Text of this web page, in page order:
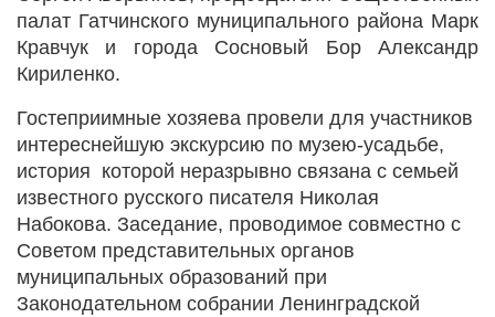
палат Гатчинского муниципального района Марк
Кравчук и города Сосновый Бор Александр
Кириленко.
Гостеприимные хозяева провели для участников
интереснейшую экскурсию по музею-усадьбе,
история которой неразрывно связана с семьей
известного русского писателя Николая
Набокова. Заседание, проводимое совместно с
Советом представительных органов
муниципальных образований при
Законодательном собрании Ленинградской